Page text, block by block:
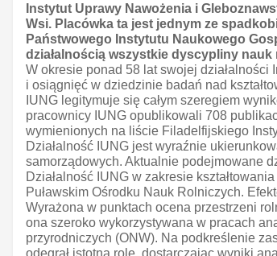
Instytut Uprawy Nawożenia i
Wsi. Placówka ta jest jednym ze
Państwowego Instytutu Naukowego
działalnością wszystkie dyscypliny nauk
W okresie ponad 58 lat swojej
i osiągnięć w dziedzinie badań nad
IUNG legitymuje się całym szeregiem
pracownicy IUNG opublikowali 708
wymienionych na liście Filadelfijskiego
Działalność IUNG jest wyraźnie
samorządowych. Aktualnie podejmowane
Działalność IUNG w zakresie
Puławskim Ośrodku Nauk Rolniczych.
Wyrażona w punktach ocena przestrzeni
ona szeroko wykorzystywana w pracach
przyrodniczych (ONW). Na podkreślenie
odegrał istotną rolę, dostarczając wyniki